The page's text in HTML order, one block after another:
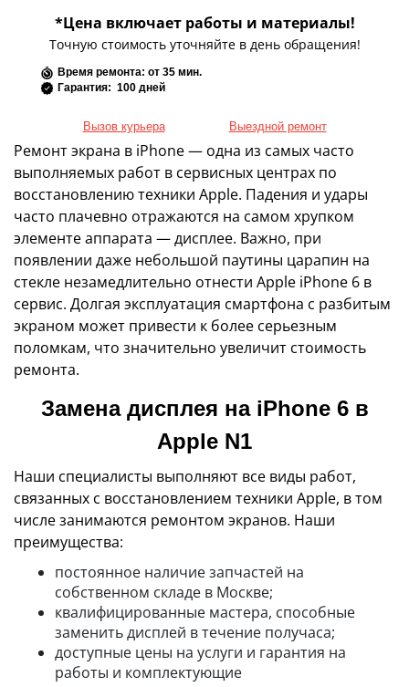
*Цена включает работы и материалы!
Точную стоимость уточняйте в день обращения!
Время ремонта: от 35 мин.
Гарантия: 100 дней
Вызов курьера Выездной ремонт
Ремонт экрана в iPhone — одна из самых часто
выполняемых работ в сервисных центрах по
восстановлению техники Apple. Падения и удары
часто плачевно отражаются на самом хрупком
элементе аппарата — дисплее. Важно, при
появлении даже небольшой паутины царапин на
стекле незамедлительно отнести Apple iPhone 6 в
сервис. Долгая эксплуатация смартфона с разбитым
экраном может привести к более серьезным
поломкам, что значительно увеличит стоимость
ремонта.
Замена дисплея на iPhone 6 в
Apple N1
Наши специалисты выполняют все виды работ,
связанных с восстановлением техники Apple, в том
числе занимаются ремонтом экранов. Наши
преимущества:
постоянное наличие запчастей на
собственном складе в Москве;
квалифицированные мастера, способные
заменить дисплей в течение получаса;
доступные цены на услуги и гарантия на
работы и комплектующие